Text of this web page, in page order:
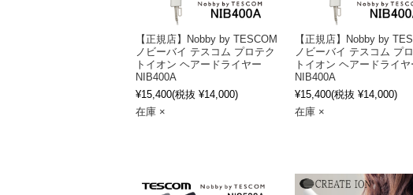
【正規店】Nobby by TESCOM
ノビーバイ テスコム プロテク
トイオン ヘアードライヤー
NIB400A
¥15,400(税抜 ¥14,000)
在庫 ×
【正規店】Nobby by
ノビーバイ テスコム プ
トイオン ヘアードライヤ
NIB400A
¥15,400(税抜 ¥14,000)
在庫 ×